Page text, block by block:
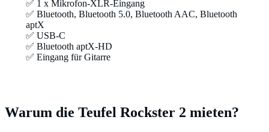
✅ 1 x Mikrofon-XLR-Eingang
✅ Bluetooth, Bluetooth 5.0, Bluetooth AAC, Bluetooth
aptX
✅ USB-C
✅ Bluetooth aptX-HD
✅ Eingang für Gitarre
Warum die Teufel Rockster 2 mieten?